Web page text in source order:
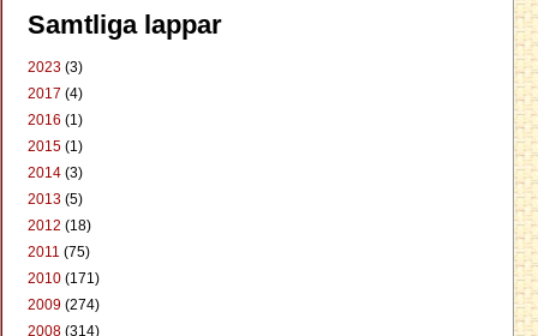
Samtliga lappar
2023 (3)
2017 (4)
2016 (1)
2015 (1)
2014 (3)
2013 (5)
2012 (18)
2011 (75)
2010 (171)
2009 (274)
2008 (314)